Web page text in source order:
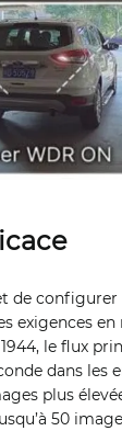
de
exigences
le flux
dans les
plus
50